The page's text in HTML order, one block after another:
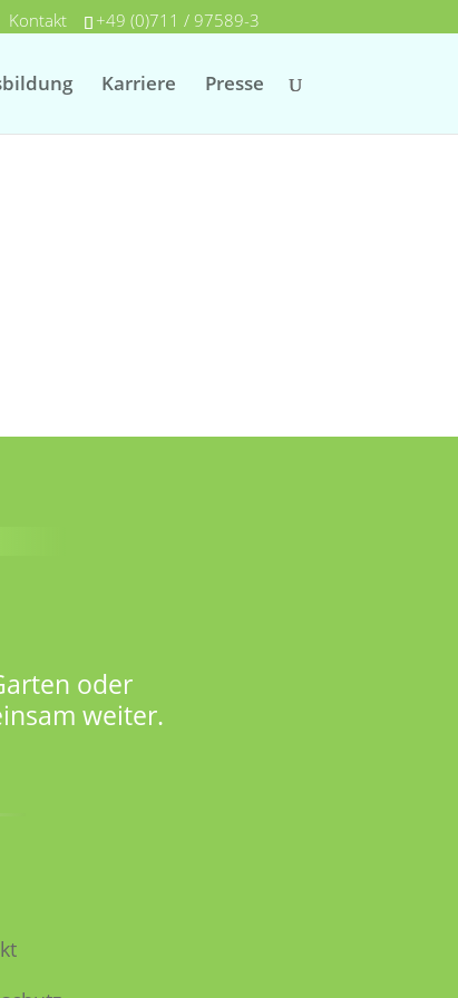
+49 (0)711 / 97589-3
Kontakt
Karriere Presse
oder
weiter.